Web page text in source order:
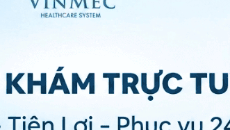
thiết và loại trừ các lý do có thể
mắc bệnh Crohn.
để tìm kiếm các mô bệnh và xác